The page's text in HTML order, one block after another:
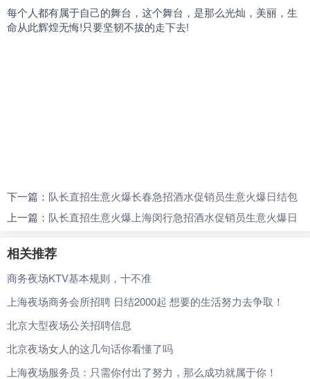
每个人都有属于自己的舞台，这个舞台，是那么光灿，美丽，生
命从此辉煌无悔!只要坚韧不拔的走下去!
下一篇： 队长直招生意火爆长春急招酒水促销员生意火爆日结包
住福利待遇高
上一篇： 队长直招生意火爆上海闵行急招酒水促销员生意火爆日
相关推荐
商务夜场KTV基本规则，十不准
上海夜场商务会所招聘 日结2000起 想要的生活努力去争取！
北京大型夜场公关招聘信息
北京夜场女人的这几句话你看懂了吗
上海夜场服务员：只需你付出了努力，那么成功就属于你！